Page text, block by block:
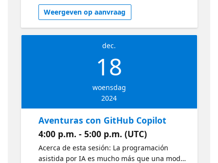
luego publicarla en Azure! Comienza con
GitHub Copilot
Weergeven op aanvraag
dec.
18
woensdag
2024
Aventuras con GitHub Copilot
4:00 p.m. - 5:00 p.m. (UTC)
Acerca de esta sesión: La programación
asistida por IA es mucho más que una moda